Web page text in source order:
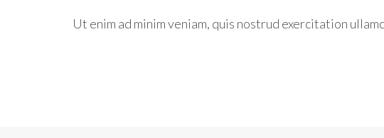
Ut enim ad minim veniam, quis nostrud exercitation